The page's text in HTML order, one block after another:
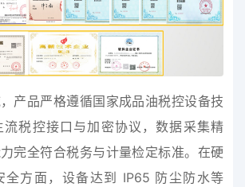
产品严格遵循国家成品油税控设备技
流税控接口与加密协议，数据采集精
完全符合税务与计量检定标准。在硬
全方面，设备达到 IP65 防尘防水等